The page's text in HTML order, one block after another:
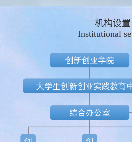
机构设置
Institutional